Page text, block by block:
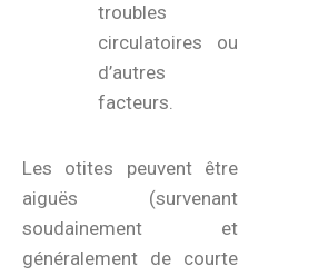
troubles
circulatoires ou
d’autres
facteurs.
Les otites peuvent être
aiguës (survenant
soudainement et
généralement de courte